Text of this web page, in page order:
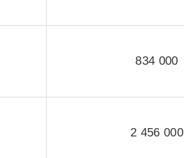
834 000
2 456 000